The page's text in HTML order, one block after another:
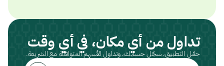
تداول من أي مكان، في أي وقت
حمّل التطبيق، سجّل حسابك، وتداول الأسهم المتوافقة مع الشريعة.